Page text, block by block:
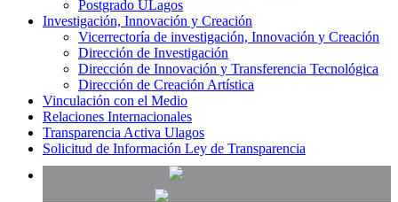
Postgrado ULagos
Investigación, Innovación y Creación
Vicerrectoría de investigación, Innovación y Creación
Dirección de Investigación
Dirección de Innovación y Transferencia Tecnológica
Dirección de Creación Artística
Vinculación con el Medio
Relaciones Internacionales
Transparencia Activa Ulagos
Solicitud de Información Ley de Transparencia